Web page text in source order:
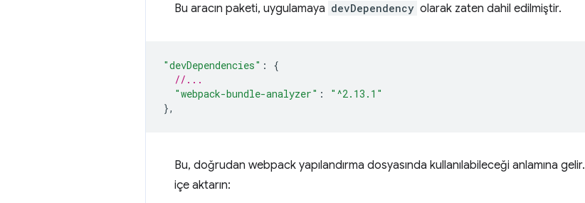
Bu aracın paketi, uygulamaya devDependency olarak zaten dahil edilmiştir.
"devDependencies" :
{
//...
"webpack-bundle-analyzer" :
"^2.13.1"
},
Bu, doğrudan webpack yapılandırma dosyasında kullanılabileceği anlamına gelir.
içe aktarın: